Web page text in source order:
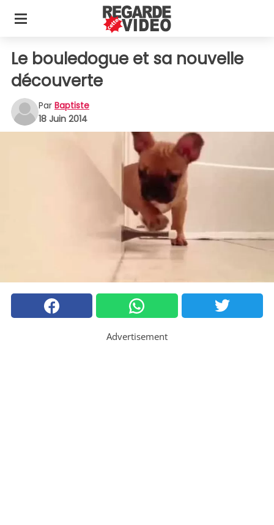
Le bouledogue et sa nouvelle
découverte
Par Baptiste
18 Juin 2014
Advertisement